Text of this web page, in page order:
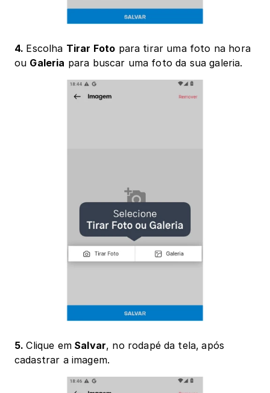
4. Escolha Tirar Foto para tirar uma foto na hora
ou Galeria para buscar uma foto da sua galeria.
5. Clique em Salvar, no rodapé da tela, após
cadastrar a imagem.